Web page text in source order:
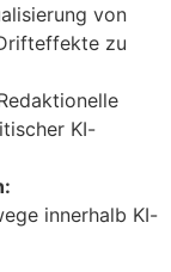
von
zu
KI-
innerhalb KI-